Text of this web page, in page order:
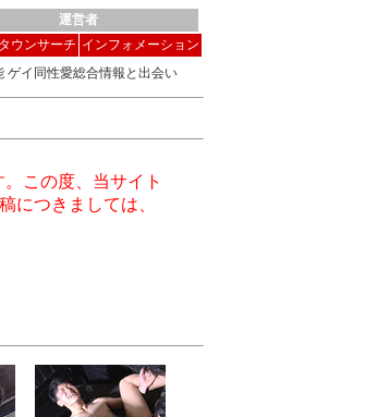
運営者
ウンサーチ インフォメーション
イ同性愛総合情報と出会い
この度、当サイト
につきましては、